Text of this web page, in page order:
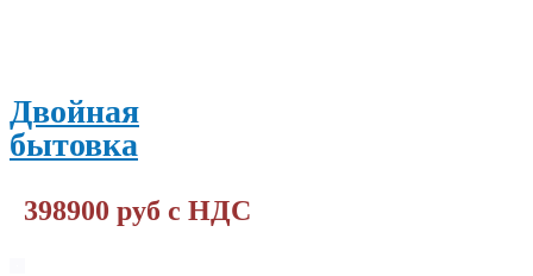
Двойная
бытовка
398900 руб с НДС